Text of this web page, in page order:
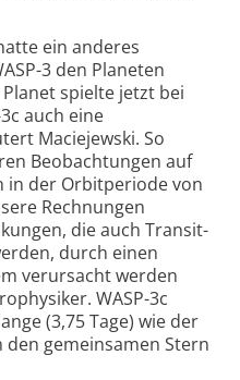
ein anderes
3 den Planeten
spielte jetzt bei
auch eine
Maciejewski. So
Beobachtungen auf
in der Orbitperiode von
Rechnungen
die auch Transit-
durch einen
verursacht werden
WASP-3c
(3,75 Tage) wie der
den gemeinsamen Stern